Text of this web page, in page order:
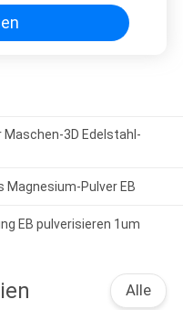
Maschen-3D Edelstahl-
Magnesium-Pulver EB
EB pulverisieren 1um
Alle